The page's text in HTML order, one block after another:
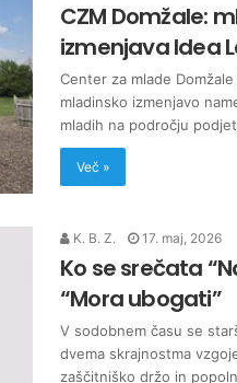
CZM Domžale:
izmenjava Idea
Center za mlade
mladinsko izmenjavo
mladih na področju
Več »
K. B. Z. 17. maj, 2026
Ko se srečata
“Mora ubogati”
V sodobnem času se
dvema skrajnostma
zaščitniško držo in